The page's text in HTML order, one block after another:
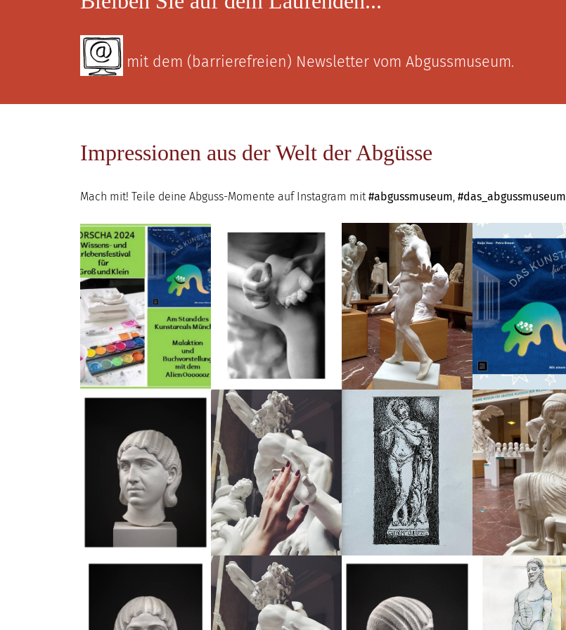
mit dem (barrierefreien) Newsletter vom Abgussmuseum.
Impressionen aus der Welt der Abgüsse
Mach mit! Teile deine Abguss-Momente auf Instagram mit#abgussmuseum, #das_abgussmuseum